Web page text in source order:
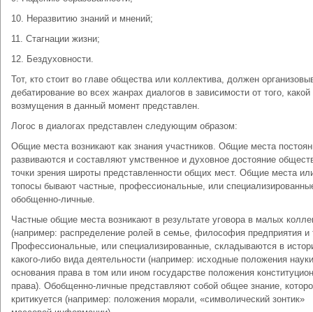
10. Неразвитию знаний и мнений;
11. Стагнации жизни;
12. Бездуховности.
Тот, кто стоит во главе общества или коллектива, должен
дебатирование во всех жанрах диалогов в зависимости от того, какой
возмущения в данный момент представлен.
Логос в диалогах представлен следующим образом:
Общие места возникают как знания участников. Общие места
развиваются и составляют умственное и духовное достояние
точки зрения широты представленности общих мест. Общие места
топосы бывают частные, профессиональные, или
обобщенно-личные.
Частные общие места возникают в результате уговора в малых
(например: распределение ролей в семье, философия предприятия и
Профессиональные, или специализированные, складываются в
какого-либо вида деятельности (например: исходные положения
основания права в том или ином государстве положения
права). Обобщенно-личные представляют собой общее знание,
критикуется (например: положения морали, «символический зонтик»